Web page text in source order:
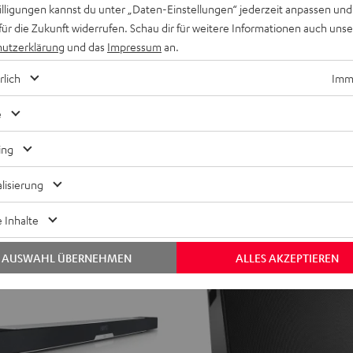
Preis
Schwarz
M
Weiß
STEREO M 2
kannst du unter „Daten-Einstellungen“ jederzeit anpassen
die Zukunft widerrufen. Schau dir für weitere Informationen auch
und das Impressum an.
Inhalte
ALLES AKZEPTIEREN
AUSWAHL ÜBERNEHMEN